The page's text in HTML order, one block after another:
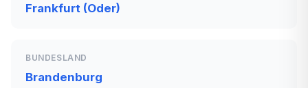
Frankfurt (Oder)
BUNDESLAND
Brandenburg